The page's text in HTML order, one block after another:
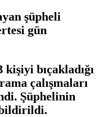
şüpheli
gün
bıçakladığı
çalışmaları
Şüphelinin
bildirildi.